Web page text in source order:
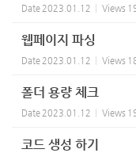
Date 2023.01.12 Views
웹페이지 파싱
Date 2023.01.12 Views
폴더 용량 체크
Date 2023.01.12 Views
코드 생성 하기